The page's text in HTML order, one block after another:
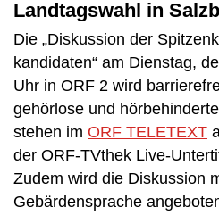
Landtagswahl in
Die „Diskussion der
kandidaten“ am Dienstag,
Uhr in ORF 2 wird
gehörlose und
stehen im ORF TELETEXT
der ORF-TVthek Live-
Zudem wird die Diskussion
Gebärdensprache